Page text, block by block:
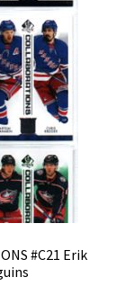
#C21 Erik